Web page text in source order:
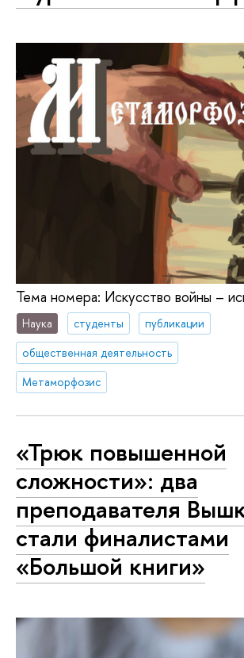
Тема номера: Искусство войны –
Наука студенты
публикации
общественная деятельность
Метаморфозис
«Трюк повышенной
сложности»: два
преподавателя
стали финалистами
«Большой книги»